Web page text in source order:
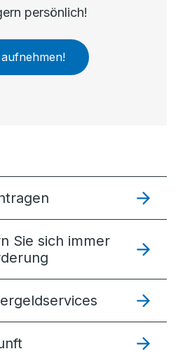
persönlich!
Sie sich immer